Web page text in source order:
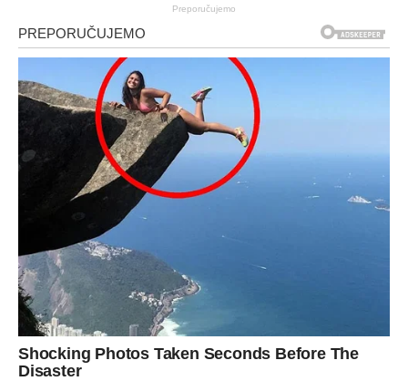
Preporučujemo